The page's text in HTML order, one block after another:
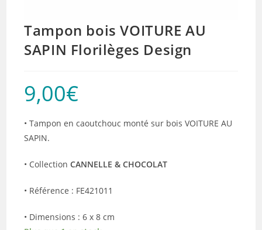
Tampon bois VOITURE AU
SAPIN Florilèges Design
9,00€
• Tampon en caoutchouc monté sur bois VOITURE AU
SAPIN.
• CollectionCANNELLE & CHOCOLAT
• Référence : FE421011
• Dimensions : 6 x 8 cm